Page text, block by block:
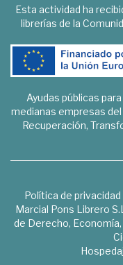
Esta actividad ha
librerías de la
Ayudas públicas
medianas empresas
Recuperación,
Política de privacidad
Marcial Pons Librero
de Derecho,